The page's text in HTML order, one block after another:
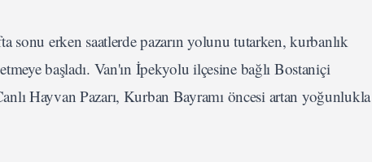
sonu erken saatlerde pazarın yolunu tutarken, kurbanlık
başladı. Van'ın İpekyolu ilçesine bağlı Bostaniçi
Hayvan Pazarı, Kurban Bayramı öncesi artan yoğunlukla